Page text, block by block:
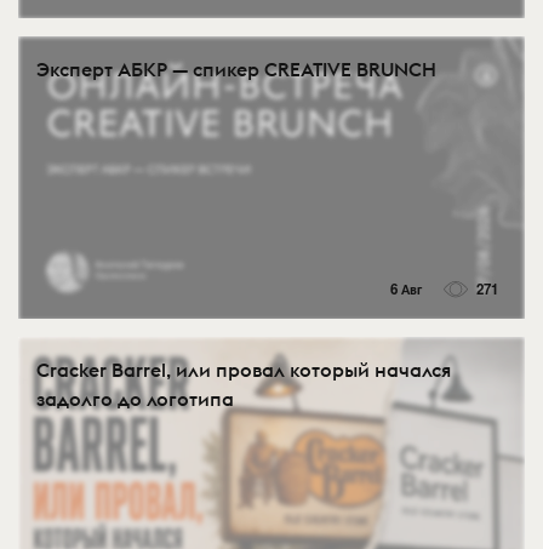
Эксперт АБКР — спикер CREATIVE BRUNCH
6 Авг 271
Cracker Barrel, или провал который начался
задолго до логотипа